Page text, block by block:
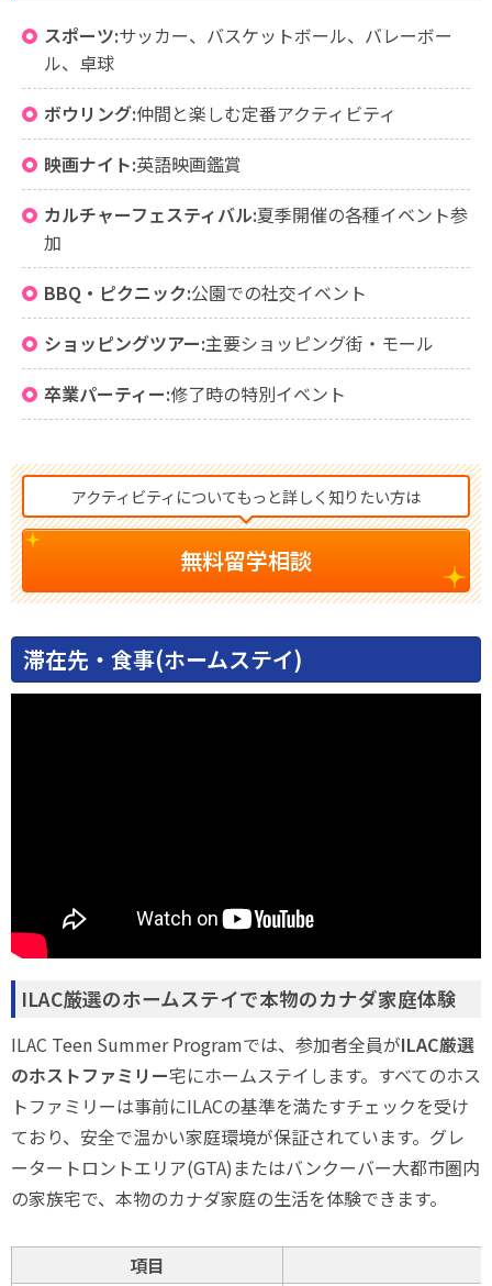
スポーツ:サッカー、バスケットボール、バレーボー
ル、卓球
ボウリング:仲間と楽しむ定番アクティビティ
映画ナイト:英語映画鑑賞
カルチャーフェスティバル:夏季開催の各種イベント参
加
BBQ・ピクニック:公園での社交イベント
ショッピングツアー:主要ショッピング街・モール
卒業パーティー:修了時の特別イベント
アクティビティについてもっと詳しく知りたい方は
無料留学相談
滞在先・食事(ホームステイ)
ILAC厳選のホームステイで本物のカナダ家庭体験
ILAC Teen Summer Programでは、参加者全員がILAC厳選
のホストファミリー宅にホームステイします。すべてのホス
トファミリーは事前にILACの基準を満たすチェックを受け
ており、安全で温かい家庭環境が保証されています。グレ
ータートロントエリア(GTA)またはバンクーバー大都市圏内
の家族宅で、本物のカナダ家庭の生活を体験できます。
項目